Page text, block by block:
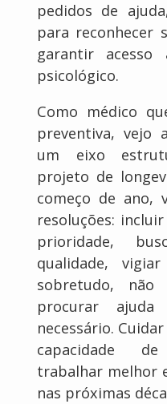
pedidos de
para reconhecer
garantir
psicológico.
Como médico
preventiva, vejo
um eixo
projeto de
começo de ano,
resoluções:
prioridade,
qualidade,
sobretudo,
procurar ajuda
necessário.
capacidade
trabalhar melhor
nas próximas